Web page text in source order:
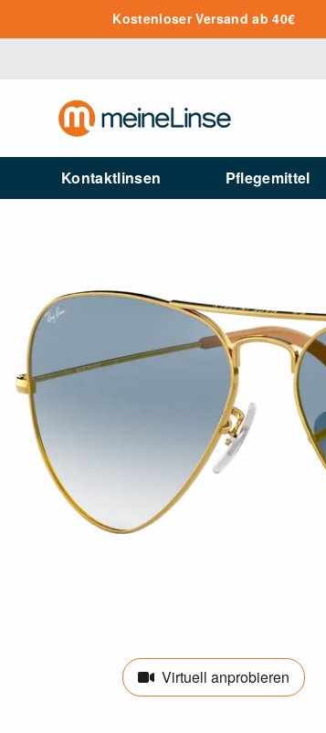
Zum Hauptinhalt springenKostenloser Versand ab 40€
Kontaktlinsen Pflegemittel
Virtuell anprobieren